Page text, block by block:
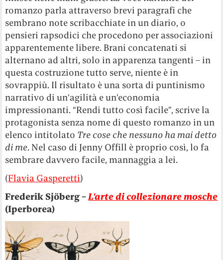
romanzo parla attraverso brevi paragrafi che
sembrano note scribacchiate in un diario, o
pensieri rapsodici che procedono per associazioni
apparentemente libere. Brani concatenati si
alternano ad altri, solo in apparenza tangenti – in
questa costruzione tutto serve, niente è in
sovrappiù. Il risultato è una sorta di puntinismo
narrativo di un’agilità e un’economia
impressionanti. “Rendi tutto così facile”, scrive la
protagonista senza nome di questo romanzo in un
elenco intitolato Tre cose che nessuno ha mai detto
di me. Nel caso di Jenny Offill è proprio così, lo fa
sembrare davvero facile, mannaggia a lei.
(Flavia Gasperetti)
Frederik Sjöberg –L’arte di collezionare mosche
(Iperborea)